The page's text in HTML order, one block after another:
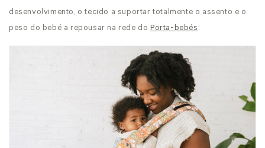
desenvolvimento, o tecido a suportar totalmente o assento e o
peso do bebé a repousar na rede do Porta-bebés :